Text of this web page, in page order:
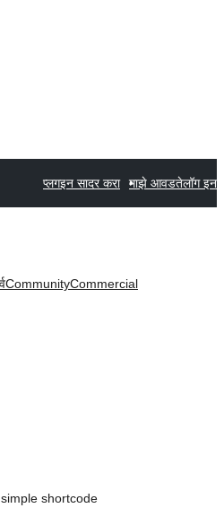
प्लगइन सादर करा माझे आवडतेलॉग इन
CommunityCommercial
shortcode